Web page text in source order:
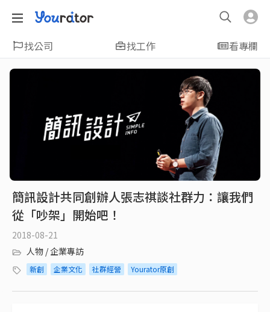
找公司 找工作 看專欄
簡訊設計共同創辦人張志祺談社群力：讓我們
從「吵架」開始吧！
2018-08-21
人物 / 企業專訪
新創 企業文化 社群經營 Yourator原創